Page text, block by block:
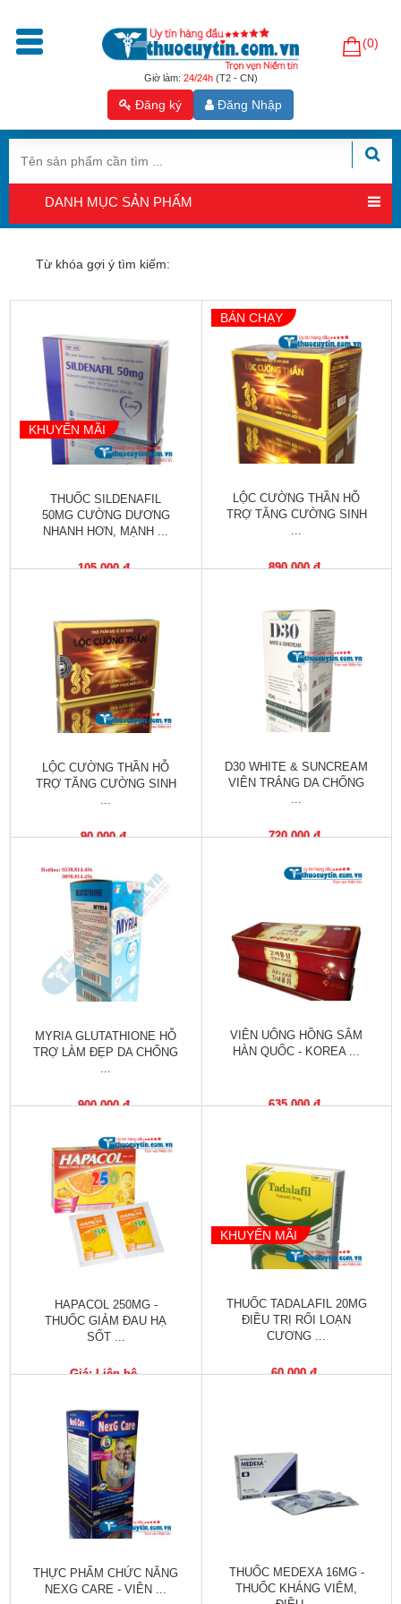
Giờ làm: 24/24h(T2 - CN)
(0)
Đăng ký Đăng Nhập
Trang
phẩm
Tăng
sinh
lý
trợ
sản
nam
Hỗ
trợ
sinh
sản
Làm
đẹp,
Oxy
Ăn
ngon,
ngủ
ngon
Chăm
sóc
khỏe
Khoáng
Thuốc
giảm
cân
Thuốc
tăng
cân
Não,
Thần
Gan,
Thận,
Tiêu
hóa
Cơ
Khớp
Kháng
Nhiễm
khuẩn
Tai,
Mũi,
Họng,
Hô
Chống
DANH MỤC SẢN PHẨM
Từ khóa gợi ý tìm kiếm:
KHUYẾN MÃI
THUỐC SILDENAFIL
50MG CƯỜNG DƯƠNG
NHANH HƠN, MẠNH ...
105,000 đ
BÁN CHẠY
LỘC CƯỜNG THẦN HỖ
TRỢ TĂNG CƯỜNG SINH
890,000 đ
LỘC CƯỜNG THẦN HỖ
TRỢ TĂNG CƯỜNG SINH
90,000 đ
D30 WHITE & SUNCREAM
VIÊN TRẮNG DA CHỐNG
720,000 đ
MYRIA GLUTATHIONE HỖ
TRỢ LÀM ĐẸP DA CHỐNG
900,000 đ
VIÊN UỐNG HỒNG SÂM
HÀN QUỐC - KOREA ...
635,000 đ
HAPACOL 250MG -
THUỐC GIẢM ĐAU HẠ
SỐT ...
Giá: Liên hệ
KHUYẾN MÃI
THUỐC TADALAFIL 20MG
ĐIỀU TRỊ RỐI LOẠN
CƯƠNG ...
60,000 đ
THỰC PHẨM CHỨC NĂNG
NEXG CARE - VIÊN ...
THUỐC MEDEXA 16MG -
THUỐC KHÁNG VIÊM,